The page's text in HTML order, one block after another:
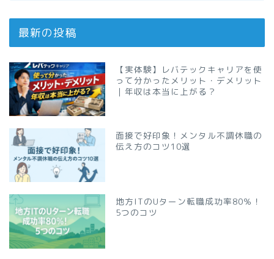
最新の投稿
【実体験】レバテックキャリアを使
って分かったメリット・デメリット
｜年収は本当に上がる？
面接で好印象！メンタル不調休職の
伝え方のコツ10選
地方ITのUターン転職成功率80％！
5つのコツ